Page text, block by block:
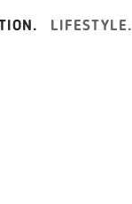
LIFESTYLE.